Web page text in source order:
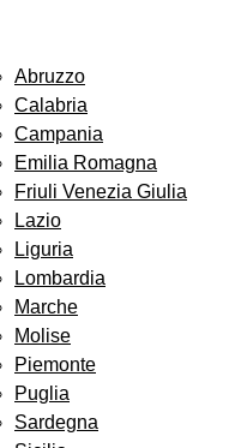
Abruzzo
Calabria
Campania
Emilia Romagna
Friuli Venezia Giulia
Lazio
Liguria
Lombardia
Marche
Molise
Piemonte
Puglia
Sardegna